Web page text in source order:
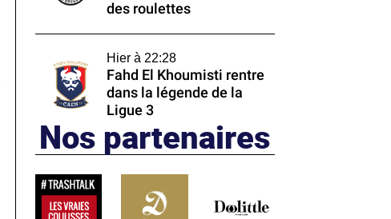
des roulettes
Hier à 22:28
Fahd El Khoumisti rentre
dans la légende de la
Ligue 3
Nos partenaires